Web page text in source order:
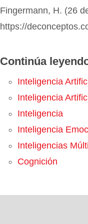
Fingermann, H. (26
https://
Continúa
Inteligencia
Inteligencia
Inteligencia
Inteligencia
Inteligencias
Cognición